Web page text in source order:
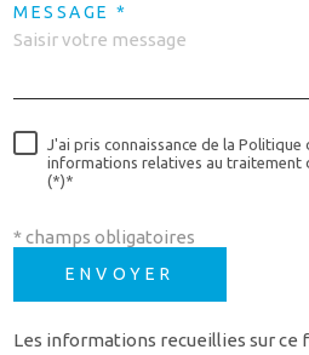
MESSAGE *
J'ai pris connaissance de la
informations relatives au traitement
(*)*
* champs obligatoires
ENVOYER
Les informations recueillies sur ce